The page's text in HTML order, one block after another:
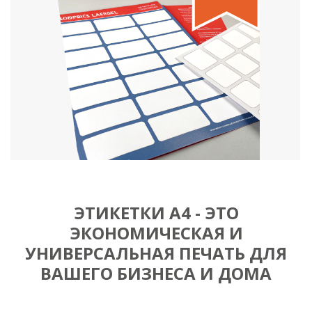
ЭТИКЕТКИ А4 - ЭТО
ЭКОНОМИЧЕСКАЯ И
УНИВЕРСАЛЬНАЯ ПЕЧАТЬ ДЛЯ
ВАШЕГО БИЗНЕСА И ДОМА